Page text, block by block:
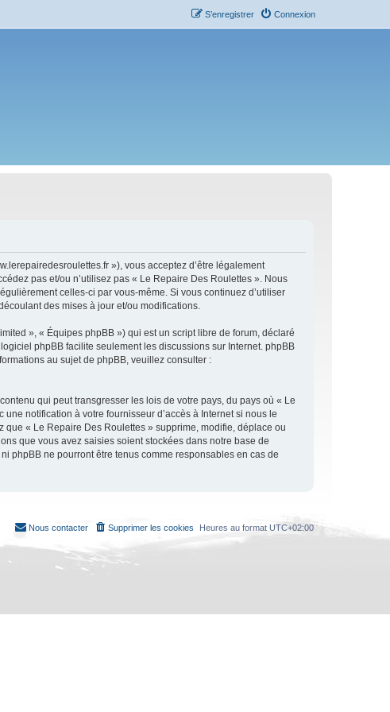
Connexion
S’enregistrer
»), vous acceptez d’être légalement
pas et/ou n’utilisez pas « Le Repaire Des Roulettes ». Nous
celles-ci par vous-même. Si vous continuez d’utiliser
des mises à jour et/ou modifications.
», « Équipes phpBB ») qui est un script libre de forum, déclaré
logiciel phpBB facilite seulement les discussions sur Internet. phpBB
au sujet de phpBB, veuillez consulter :
qui peut transgresser les lois de votre pays, du pays où « Le
notification à votre fournisseur d’accès à Internet si nous le
« Le Repaire Des Roulettes » supprime, modifie, déplace ou
que vous avez saisies soient stockées dans notre base de
phpBB ne pourront être tenus comme responsables en cas de
Heures au format UTC+02:00
Supprimer les cookies
Nous contacter